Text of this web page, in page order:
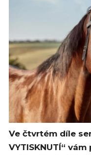
Ve čtvrtém díle
VYTISKNUTÍ“